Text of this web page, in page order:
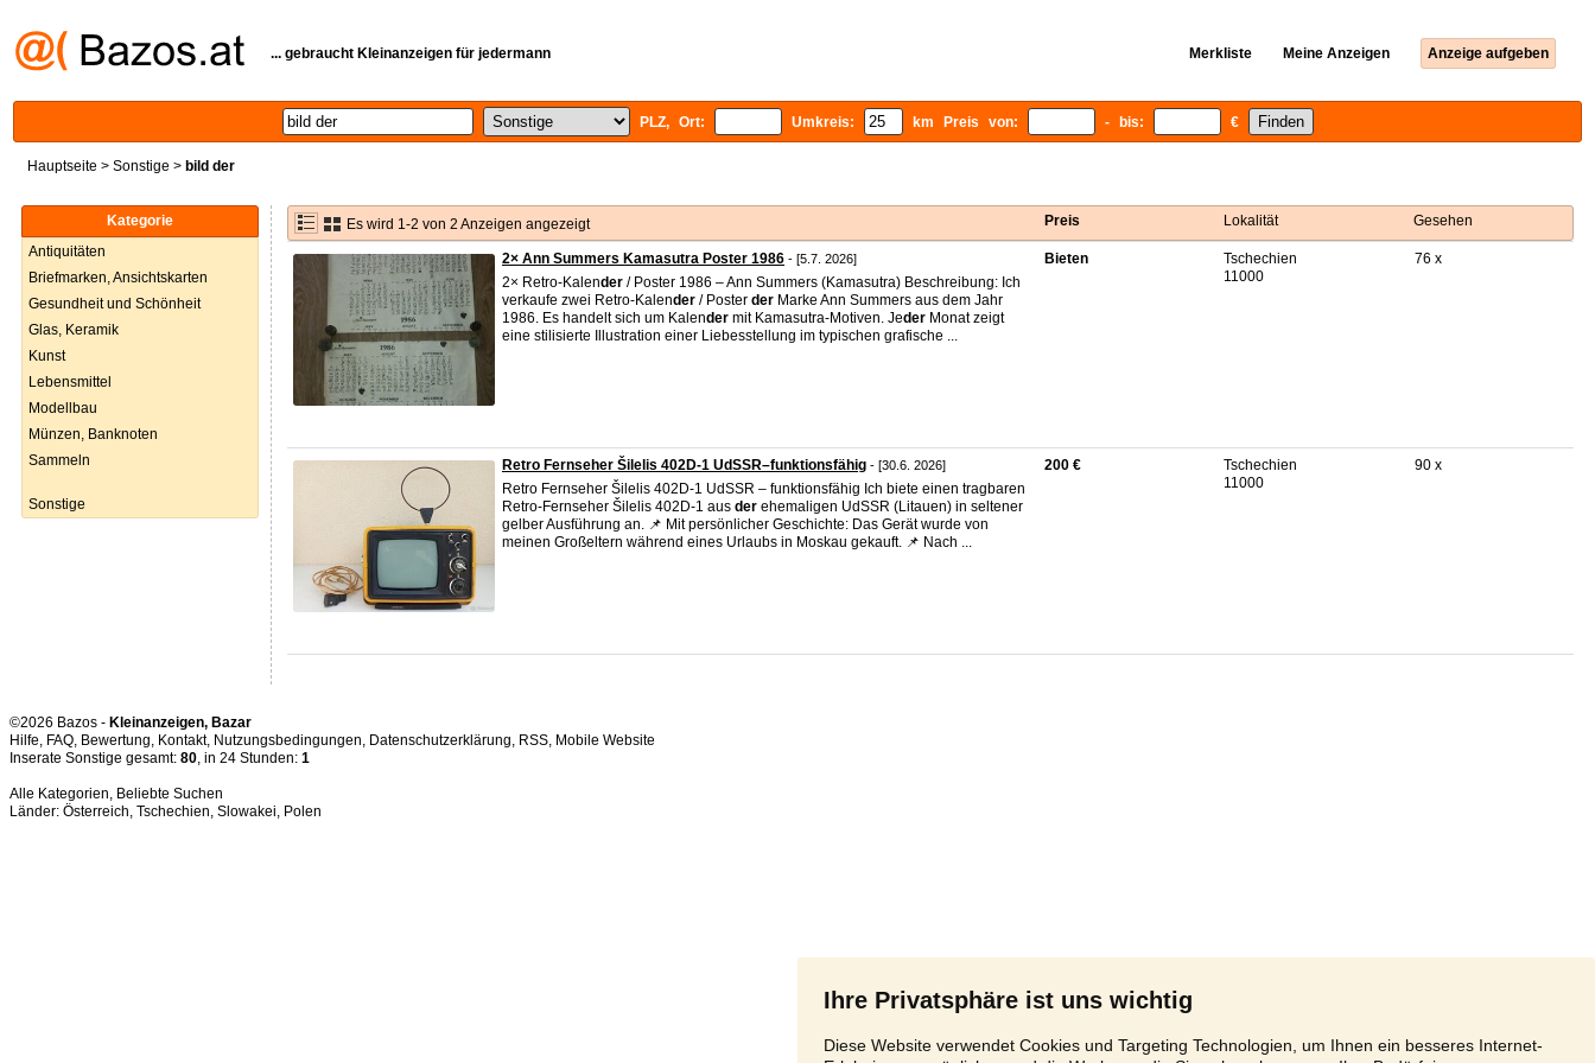
Ihre Privatsphäre ist uns wichtig
Diese Website verwendet Cookies und Targeting Technologien, um Ihnen ein besseres Internet-
... gebraucht Kleinanzeigen für jedermann Merkliste Meine Anzeigen Anzeige aufgeben
PLZ, Ort: Umkreis: km Preis von: - bis: €
Hauptseite > Sonstige > bild der
Kategorie
Antiquitäten
Briefmarken, Ansichtskarten
Gesundheit und Schönheit
Glas, Keramik
Kunst
Lebensmittel
Modellbau
Münzen, Banknoten
Sammeln
Sonstige
Es wird 1-2 von 2 Anzeigen angezeigt Preis Lokalität Gesehen
2× Ann Summers Kamasutra Poster 1986 - [5.7. 2026]
2× Retro-Kalender / Poster 1986 – Ann Summers (Kamasutra) Beschreibung: Ich
verkaufe zwei Retro-Kalender / Poster der Marke Ann Summers aus dem Jahr
1986. Es handelt sich um Kalender mit Kamasutra-Motiven. Jeder Monat zeigt
eine stilisierte Illustration einer Liebesstellung im typischen grafische ...
Bieten
Tschechien
11000
76 x
Retro Fernseher Šilelis 402D-1 UdSSR–funktionsfähig - [30.6. 2026]
Retro Fernseher Šilelis 402D-1 UdSSR – funktionsfähig Ich biete einen tragbaren
Retro-Fernseher Šilelis 402D-1 aus der ehemaligen UdSSR (Litauen) in seltener
gelber Ausführung an. 📌 Mit persönlicher Geschichte: Das Gerät wurde von
meinen Großeltern während eines Urlaubs in Moskau gekauft. 📌 Nach ...
200 €
Tschechien
11000
90 x
©2026 Bazos - Kleinanzeigen, Bazar
Hilfe, FAQ, Bewertung, Kontakt, Nutzungsbedingungen, Datenschutzerklärung, RSS,
Inserate Sonstige gesamt: 80, in 24 Stunden: 1
Alle Kategorien, Beliebte Suchen
Länder: Österreich, Tschechien, Slowakei, Polen